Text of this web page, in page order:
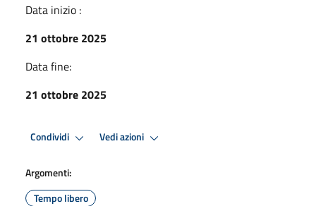
Data inizio :
21 ottobre 2025
Data fine:
21 ottobre 2025
Condividi Vedi azioni
Argomenti:
Tempo libero